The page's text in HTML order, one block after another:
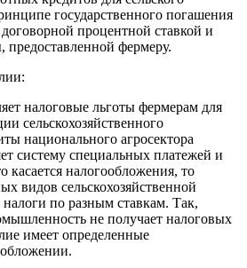
государственного погашения
процентной ставкой и
предоставленной фермеру.
налоговые льготы фермерам для
сельскохозяйственного
национального агросектора
систему специальных платежей и
налогообложения, то
видов сельскохозяйственной
по разным ставкам. Так,
не получает налоговых
имеет определенные